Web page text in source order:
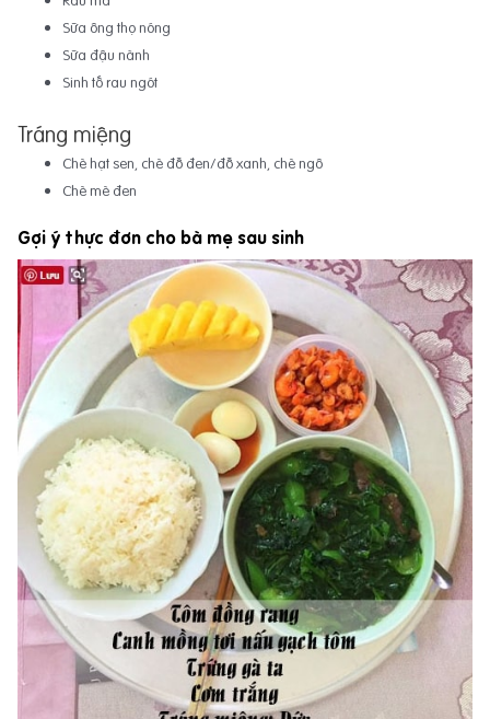
Sữa ông thọ nóng
Sữa đậu nành
Sinh tố rau ngót
Tráng miệng
Chè hạt sen, chè đỗ đen/đỗ xanh, chè ngô
Chè mè đen
Gợi ý thực đơn cho bà mẹ sau sinh